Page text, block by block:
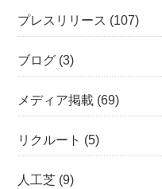
プレスリリース (107)
ブログ (3)
メディア掲載 (69)
リクルート (5)
人工芝 (9)